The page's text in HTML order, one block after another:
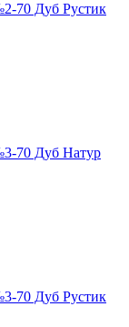
70 Дуб Рустик
70 Дуб Натур
70 Дуб Рустик